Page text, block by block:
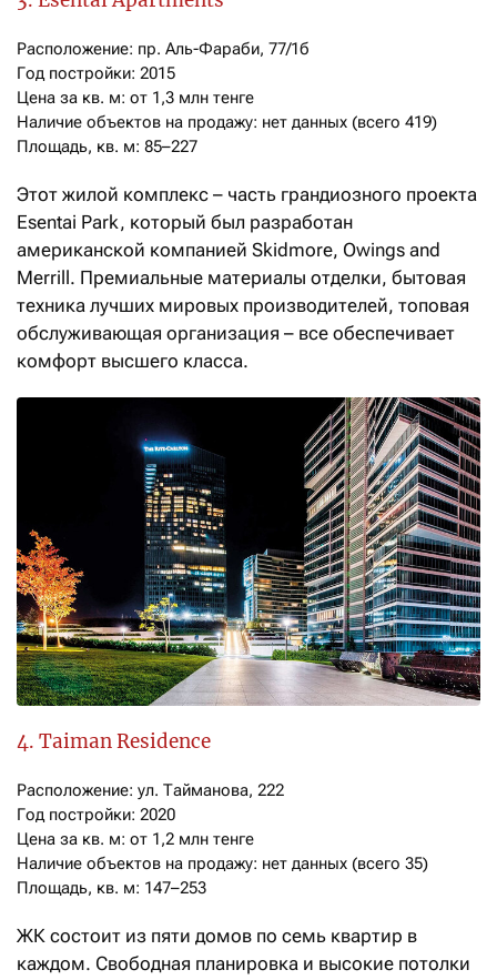
Расположение: пр. Аль-Фараби, 77/1б
Год постройки: 2015
Цена за кв. м: от 1,3 млн тенге
Наличие объектов на продажу: нет данных (всего 419)
Площадь, кв. м: 85–227
Этот жилой комплекс – часть грандиозного проекта
Esentai Park, который был разработан
американской компанией Skidmore, Owings and
Merrill. Премиальные материалы отделки, бытовая
техника лучших мировых производителей, топовая
обслуживающая организация – все обеспечивает
комфорт высшего класса.
4. Taiman Residence
Расположение: ул. Тайманова, 222
Год постройки: 2020
Цена за кв. м: от 1,2 млн тенге
Наличие объектов на продажу: нет данных (всего 35)
Площадь, кв. м: 147–253
ЖК состоит из пяти домов по семь квартир в
каждом. Свободная планировка и высокие потолки